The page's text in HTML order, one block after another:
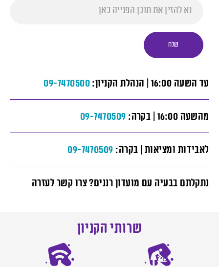
עד השעה 16:00 | הנהלת הקניון:09-7470500
מהשעה 16:00 | בקרה: 09-7470509
לאבידות ומציאות | בקרה: 09-7470509
נתקלתם בבעיה עם מועדון רננים? צרו קשר לעזרה
שרותי הקניון